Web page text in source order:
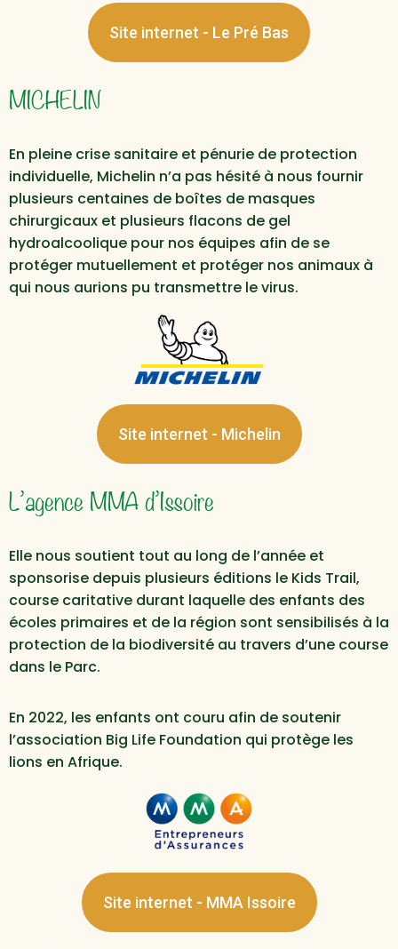
Site internet - Le Pré Bas
MICHELIN
En pleine crise sanitaire et pénurie de protection
individuelle, Michelin n’a pas hésité à nous fournir
plusieurs centaines de boîtes de masques
chirurgicaux et plusieurs flacons de gel
hydroalcoolique pour nos équipes afin de se
protéger mutuellement et protéger nos animaux à
qui nous aurions pu transmettre le virus.
Site internet - Michelin
L’agence MMA d’Issoire
Elle nous soutient tout au long de l’année et
sponsorise depuis plusieurs éditions le Kids Trail,
course caritative durant laquelle des enfants des
écoles primaires et de la région sont sensibilisés à la
protection de la biodiversité au travers d’une course
dans le Parc.
En 2022, les enfants ont couru afin de soutenir
l’association Big Life Foundation qui protège les
lions en Afrique.
Site internet - MMA Issoire